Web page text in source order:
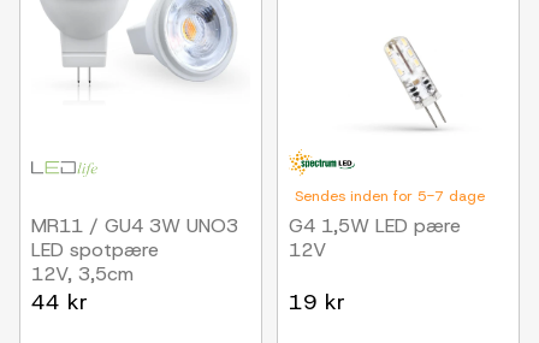
MR11 / GU4 3W UNO3
LED spotpære
12V, 3,5cm
44 kr
Sendes inden for 5-7 dage
G4 1,5W LED pære
12V
19 kr